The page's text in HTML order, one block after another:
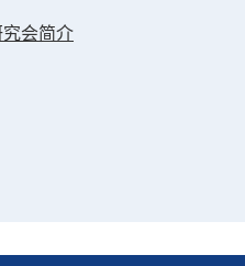
会简介